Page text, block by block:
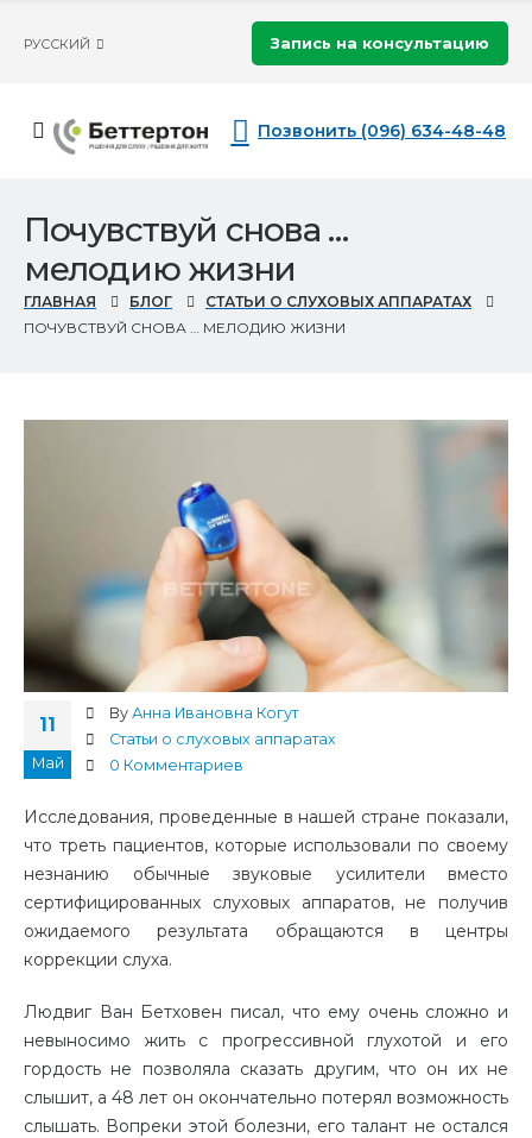
РУССКИЙ Запись на консультацию
Позвонить (096) 634-48-48
Почувствуй снова …
мелодию жизни
ГЛАВНАЯ БЛОГ
СТАТЬИ О СЛУХОВЫХ АППАРАТАХ
ПОЧУВСТВУЙ СНОВА … МЕЛОДИЮ ЖИЗНИ
11
Май
By Анна Ивановна Когут
Статьи о слуховых аппаратах
0 Комментариев
Исследования, проведенные в нашей стране показали,
что треть пациентов, которые использовали по своему
незнанию обычные звуковые усилители вместо
сертифицированных слуховых аппаратов, не получив
ожидаемого результата обращаются в центры
коррекции слуха.
Людвиг Ван Бетховен писал, что ему очень сложно и
невыносимо жить с прогрессивной глухотой и его
гордость не позволяла сказать другим, что он их не
слышит, а 48 лет он окончательно потерял возможность
слышать. Вопреки этой болезни, его талант не остался